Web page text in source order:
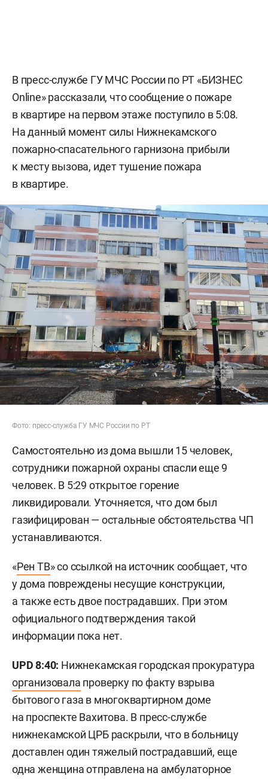
В пресс-службе ГУ МЧС России по РТ «БИЗНЕС
Online» рассказали, что сообщение о пожаре
в квартире на первом этаже поступило в 5:08.
На данный момент силы Нижнекамского
пожарно-спасательного гарнизона прибыли
к месту вызова, идет тушение пожара
в квартире.
Фото: пресс-служба ГУ МЧС России по РТ
Самостоятельно из дома вышли 15 человек,
сотрудники пожарной охраны спасли еще 9
человек. В 5:29 открытое горение
ликвидировали. Уточняется, что дом был
газифицирован — остальные обстоятельства ЧП
устанавливаются.
«Рен ТВ» со ссылкой на источник сообщает, что
у дома повреждены несущие конструкции,
а также есть двое пострадавших. При этом
официального подтверждения такой
информации пока нет.
UPD 8:40: Нижнекамская городская прокуратура
организовала проверку по факту взрыва
бытового газа в многоквартирном доме
на проспекте Вахитова. В пресс-службе
нижнекамской ЦРБ раскрыли, что в больницу
доставлен один тяжелый пострадавший, еще
одна женщина отправлена на амбулаторное